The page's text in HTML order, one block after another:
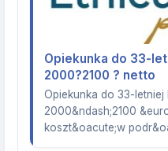
Opiekunka do 33-
2000?2100 ? netto
Opiekunka do 33-letniej
2000&ndash;2100
koszt&oacute;w